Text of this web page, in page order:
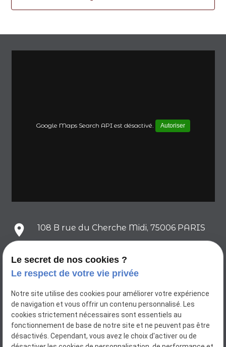
Google Maps Search API est désactivé. Autoriser
place 108 B rue du Cherche Midi, 75006 PARIS
mail contact@atelier-pierre-dore.fr
phone 01.88.24.83.35
Réseaux sociaux
Le secret de nos cookies ?
Le respect de votre vie privée
Notre site utilise des cookies pour améliorer votre expérience
de navigation et vous offrir un contenu personnalisé. Les
cookies strictement nécessaires sont essentiels au
fonctionnement de base de notre site et ne peuvent pas être
désactivés. Cependant, vous avez le choix d'activer ou de